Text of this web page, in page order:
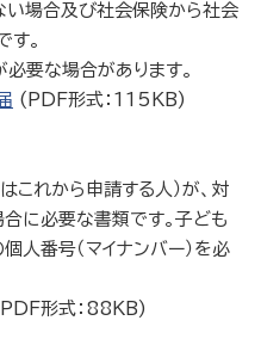
場合及び社会保険から社会
。
要な場合があります。
(PDF形式：115KB)
これから申請する人）が、対
に必要な書類です。子ども
人番号（マイナンバー）を必
形式：88KB)